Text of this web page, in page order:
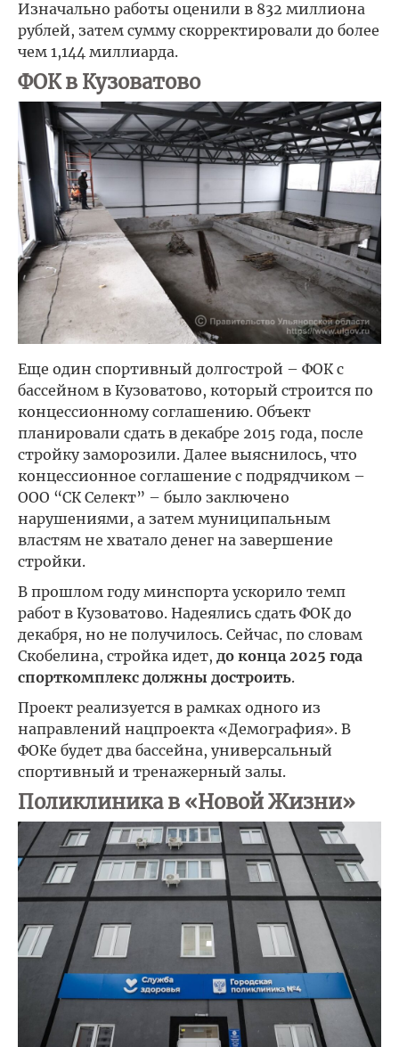
Изначально работы оценили в 832 миллиона
рублей, затем сумму скорректировали до более
чем 1,144 миллиарда.
ФОК в Кузоватово
Еще один спортивный долгострой – ФОК с
бассейном в Кузоватово, который строится по
концессионному соглашению. Объект
планировали сдать в декабре 2015 года, после
стройку заморозили. Далее выяснилось, что
концессионное соглашение с подрядчиком –
ООО “СК Селект” – было заключено
нарушениями, а затем муниципальным
властям не хватало денег на завершение
стройки.
В прошлом году минспорта ускорило темп
работ в Кузоватово. Надеялись сдать ФОК до
декабря, но не получилось. Сейчас, по словам
Скобелина, стройка идет, до конца 2025 года
спорткомплекс должны достроить.
Проект реализуется в рамках одного из
направлений нацпроекта «Демография». В
ФОКе будет два бассейна, универсальный
спортивный и тренажерный залы.
Поликлиника в «Новой Жизни»